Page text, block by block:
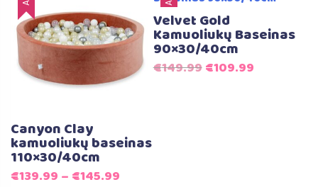
Canyon Clay
kamuoliukų baseinas
110×30/40cm
€139.99 – €145.99
Velvet Gold
Kamuoliukų Baseinas
90×30/40cm
€149.99Original
€109.99Current